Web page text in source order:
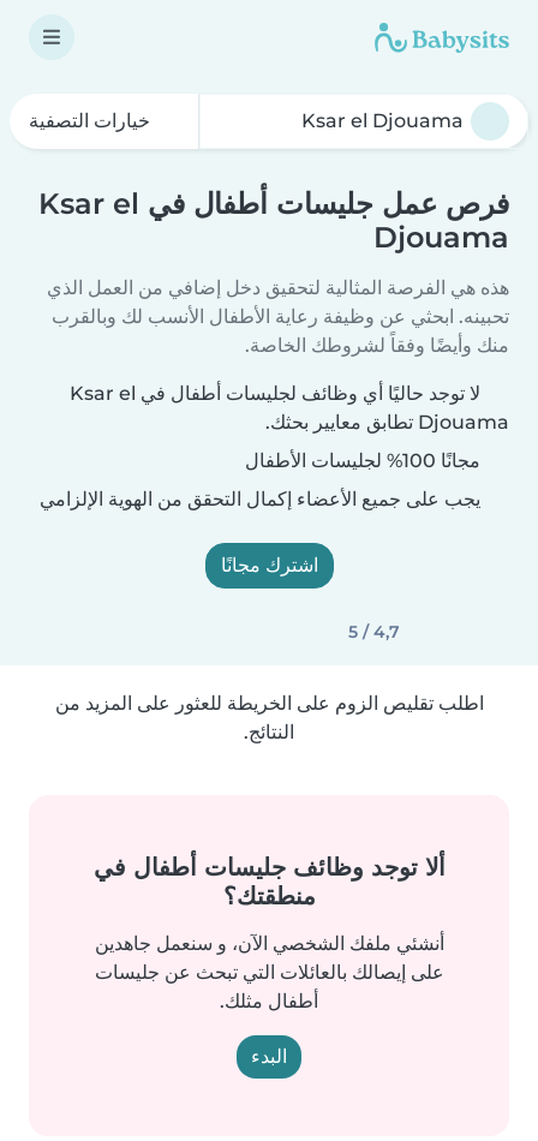
خيارات التصفية
فرص عمل جليسات أطفال في Ksar el
Djouama
هذه هي الفرصة المثالية لتحقيق دخل إضافي من العمل الذي
تحبينه. ابحثي عن وظيفة رعاية الأطفال الأنسب لك وبالقرب
منك وأيضًا وفقاً لشروطك الخاصة.
لا توجد حاليًا أي وظائف لجليسات أطفال في Ksar el
Djouama تطابق معايير بحثك.
مجانًا 100% لجليسات الأطفال
يجب على جميع الأعضاء إكمال التحقق من الهوية الإلزامي
اشترك مجانًا
4,7 / 5
اطلب تقليص الزوم على الخريطة للعثور على المزيد من
النتائج.
ألا توجد وظائف جليسات أطفال في
منطقتك؟
أنشئي ملفك الشخصي الآن، و سنعمل جاهدين
على إيصالك بالعائلات التي تبحث عن جليسات
أطفال مثلك.
البدء